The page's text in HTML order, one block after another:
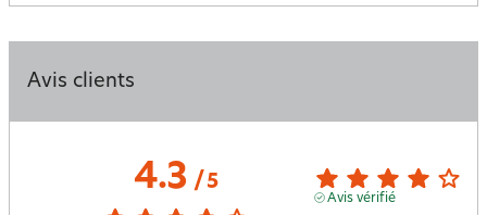
Avis clients
4.3/ 5
Avis vérifié